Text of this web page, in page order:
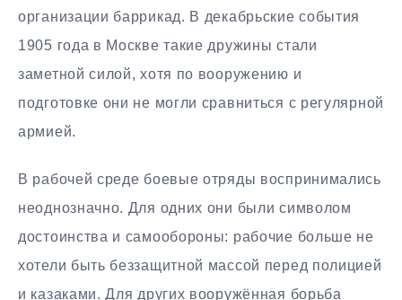
организации баррикад. В декабрьские события
1905 года в Москве такие дружины стали
заметной силой, хотя по вооружению и
подготовке они не могли сравниться с регулярной
армией.
В рабочей среде боевые отряды воспринимались
неоднозначно. Для одних они были символом
достоинства и самообороны: рабочие больше не
хотели быть беззащитной массой перед полицией
и казаками. Для других вооружённая борьба